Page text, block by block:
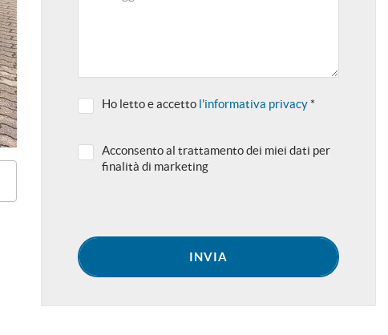
Ho letto e accetto l'informativa privacy *
Acconsento al trattamento dei miei dati per
finalità di marketing
INVIA